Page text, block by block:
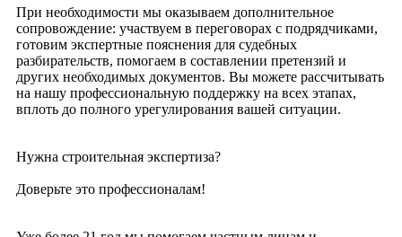
При необходимости мы оказываем дополнительное
сопровождение: участвуем в переговорах с подрядчиками,
готовим экспертные пояснения для судебных
разбирательств, помогаем в составлении претензий и
других необходимых документов. Вы можете рассчитывать
на нашу профессиональную поддержку на всех этапах,
вплоть до полного урегулирования вашей ситуации.
Нужна строительная экспертиза?
Доверьте это профессионалам!